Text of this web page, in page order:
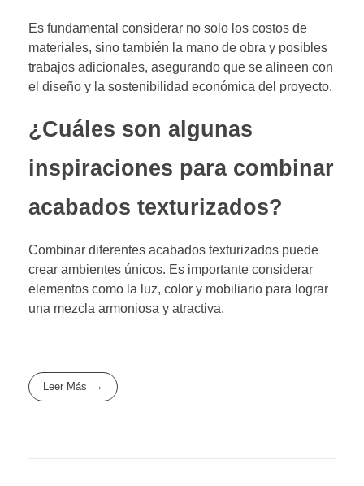
Es fundamental considerar no solo los costos de
materiales, sino también la mano de obra y posibles
trabajos adicionales, asegurando que se alineen con
el diseño y la sostenibilidad económica del proyecto.
¿Cuáles son algunas
inspiraciones para combinar
acabados texturizados?
Combinar diferentes acabados texturizados puede
crear ambientes únicos. Es importante considerar
elementos como la luz, color y mobiliario para lograr
una mezcla armoniosa y atractiva.
Leer Más